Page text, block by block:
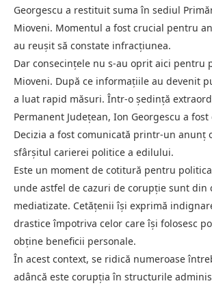
Georgescu a restituit suma în sediul
Mioveni. Momentul a fost crucial pentru
au reușit să constate infracțiunea.
Dar consecințele nu s-au oprit aici pentru
Mioveni. După ce informațiile au devenit
a luat rapid măsuri. Într-o ședință
Permanent Județean, Ion Georgescu a
Decizia a fost comunicată printr-un anunț
sfârșitul carierei politice a edilului.
Este un moment de cotitură pentru
unde astfel de cazuri de corupție sunt din
mediatizate. Cetățenii își exprimă
drastice împotriva celor care își folosesc
obține beneficii personale.
În acest context, se ridică numeroase
adâncă este corupția în structurile